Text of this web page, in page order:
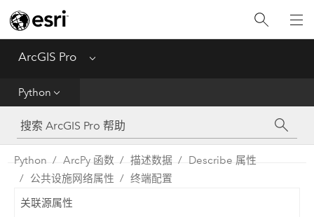
ArcGIS Pro Menu
Python
工具参考
Python
SDK
Python ArcPy 函数 描述数据
Describe 属性
公共设施网络属性
终端配置
关联源属性